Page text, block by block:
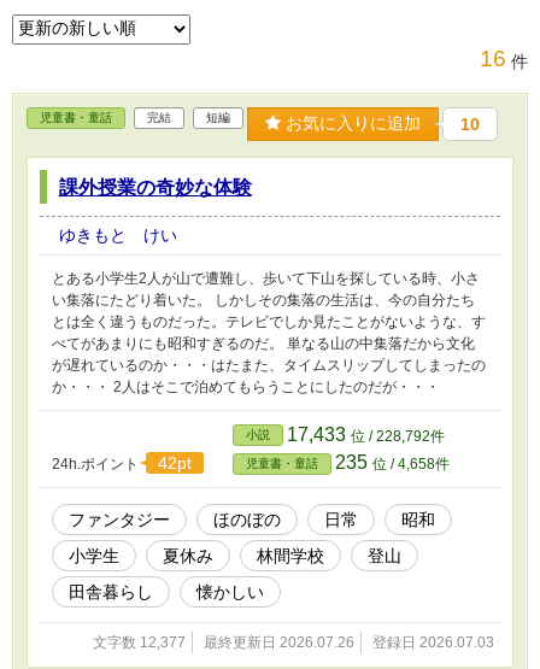
16 件
児童書・童話 完結 短編 お気に入りに追加 10
課外授業の奇妙な体験
ゆきもと けい
とある小学生2人が山で遭難し、歩いて下山を探している時、小さ
い集落にたどり着いた。 しかしその集落の生活は、今の自分たち
とは全く違うものだった。テレビでしか見たことがないような、す
べてがあまりにも昭和すぎるのだ。 単なる山の中集落だから文化
が遅れているのか・・・はたまた、タイムスリップしてしまったの
か・・・ 2人はそこで泊めてもらうことにしたのだが・・・
24h.ポイント 42pt
小説 17,433 位 / 228,792件
児童書・童話 235 位 / 4,658件
ファンタジー ほのぼの 日常
昭和
小学生
夏休み 林間学校
登山
田舎暮らし
懐かしい
文字数 12,377 最終更新日 2026.07.26 登録日 2026.07.03